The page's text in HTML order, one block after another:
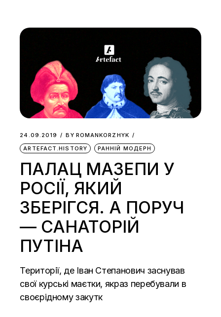
24.09.2019 BY ROMANKORZHYK
ARTEFACT.HISTORY
РАННІЙ МОДЕРН
ПАЛАЦ МАЗЕПИ У
РОСІЇ, ЯКИЙ
ЗБЕРІГСЯ. А ПОРУЧ
— САНАТОРІЙ
ПУТІНА
Території, де Іван Степанович заснував
свої курські маєтки, якраз перебували в
своєрідному закутк